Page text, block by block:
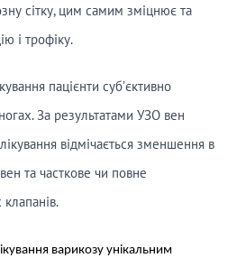
сітку, цим самим зміцнює та
і трофіку.
пацієнти суб’єктивно
За результатами УЗО вен
відмічається зменшення в
та часткове чи повне
варикозу унікальним